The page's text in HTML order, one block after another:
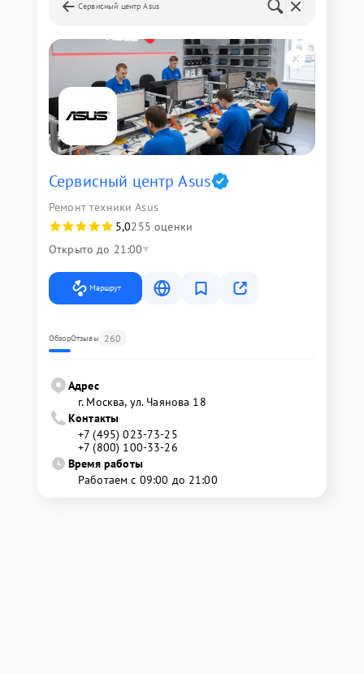
Сервисный центр Asus
Сервисный центр Asus
Ремонт техники Asus
5,0255 оценки
Открыто до 21:00
Маршрут
ОбзорОтзывы 260
Адрес
г. Москва, ул. Чаянова 18
Контакты
+7 (495) 023-73-25
+7 (800) 100-33-26
Время работы
Работаем с 09:00 до 21:00